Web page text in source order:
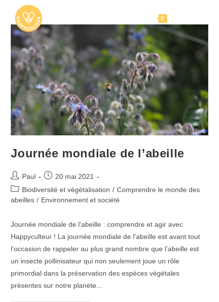
content
0
Journée mondiale de l’abeille
Auteur/autrice
de
la
Paul
Publication
publiée :
20 mai 2021
Post
category:
Biodiversité et végétalisation / Comprendre le monde des
abeilles / Environnement et société
Journée mondiale de l'abeille : comprendre et agir avec
Happyculteur ! La journée mondiale de l'abeille est avant tout
l’occasion de rappeler au plus grand nombre que l’abeille est
un insecte pollinisateur qui non seulement joue un rôle
primordial dans la préservation des espèces végétales
présentes sur notre planète...